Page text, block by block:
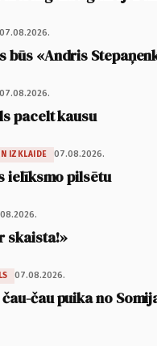
07.08.2026.
būs «Andris
07.08.2026.
pacelt kausu
IZKLAIDE 07.08.2026.
ielīksmo pilsētu
skaista!»
07.08.2026.
čau puika no